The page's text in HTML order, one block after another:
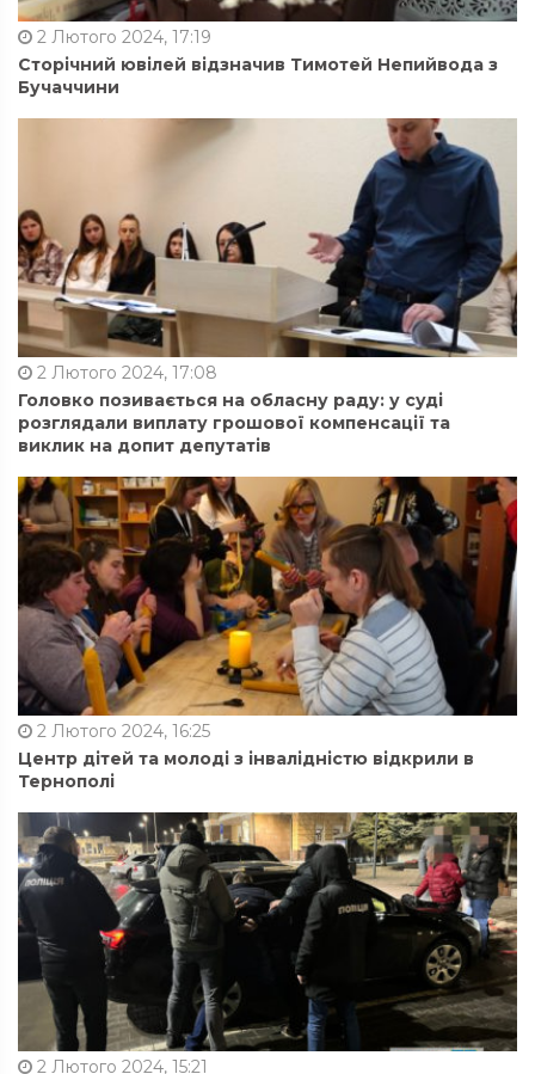
2 Лютого 2024, 17:19
Сторічний ювілей відзначив Тимотей Непийвода з
Бучаччини
2 Лютого 2024, 17:08
Головко позивається на обласну раду: у суді
розглядали виплату грошової компенсації та
виклик на допит депутатів
2 Лютого 2024, 16:25
Центр дітей та молоді з інвалідністю відкрили в
Тернополі
2 Лютого 2024, 15:21